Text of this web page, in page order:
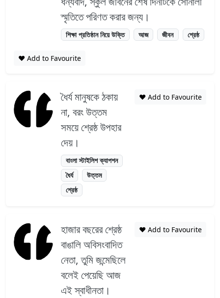
স্মৃতিতে পরিণত করার জন্য।
শিক্ষা প্রতিষ্ঠান নিয়ে উক্তি আজ জীবন শ্রেষ্ঠ
❤️ Add to Favourite
ধৈর্য মানুষকে ঠকায়
না, বরং উত্তম
সময়ে শ্রেষ্ঠ উপহার
দেয়।
বাংলা স্টাইলিশ ক্যাপশন
ধৈর্য
উত্তম
শ্রেষ্ঠ
❤️ Add to Favourite
হাজার বছরের শ্রেষ্ঠ
বাঙালি অবিসংবাদিত
নেতা, তুমি জন্মেছিলে
বলেই পেয়েছি আজ
এই স্বাধীনতা।
❤️ Add to Favourite